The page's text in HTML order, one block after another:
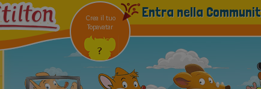
Crea il tuo
Topavatar
Entra nella